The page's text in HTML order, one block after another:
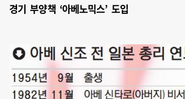
경기 부양책 ‘아베노믹스’ 도입